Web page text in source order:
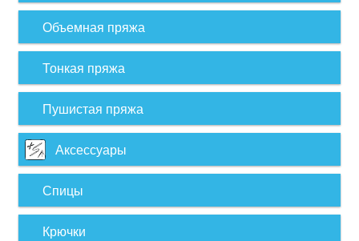
Объемная пряжа
Тонкая пряжа
Пушистая пряжа
Аксессуары
Спицы
Крючки